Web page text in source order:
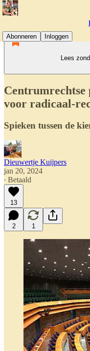
Abonneren
Inloggen
Lees
voor radicaal-
Spieken tussen de
Dieuwertje Kuijpers
jan 20, 2024
∙ Betaald
13
2 1